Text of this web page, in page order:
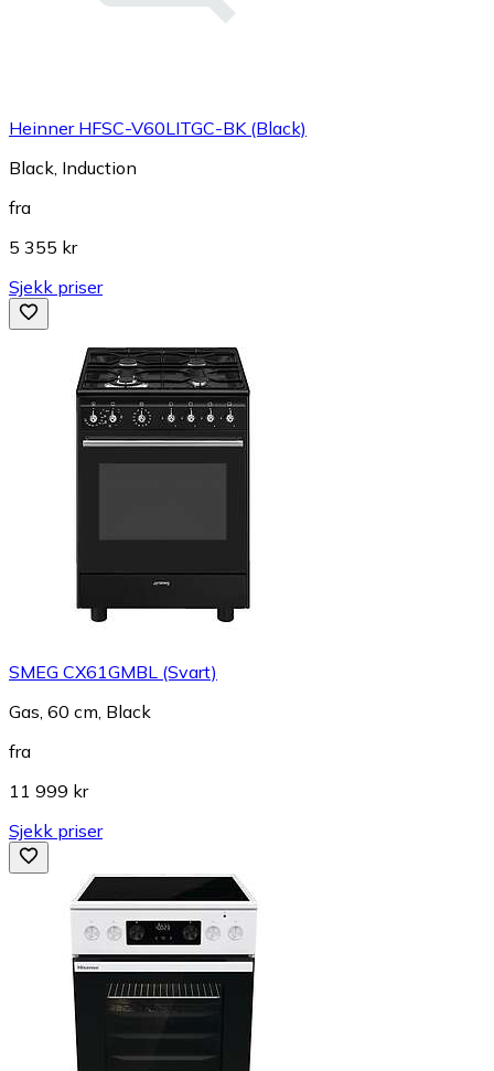
Heinner HFSC-V60LITGC-BK (Black)
Black, Induction
fra
5 355 kr
Sjekk priser
SMEG CX61GMBL (Svart)
Gas, 60 cm, Black
fra
11 999 kr
Sjekk priser